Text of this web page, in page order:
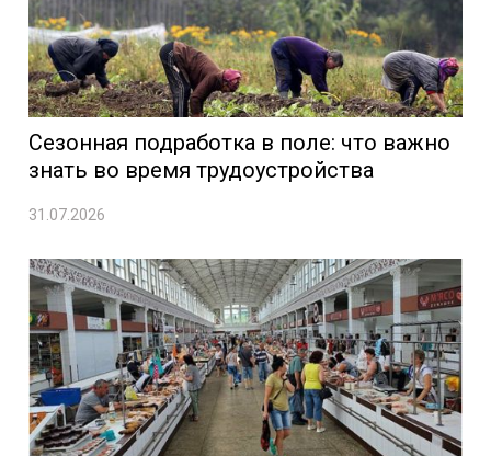
Сезонная подработка в поле: что важно
знать во время трудоустройства
31.07.2026